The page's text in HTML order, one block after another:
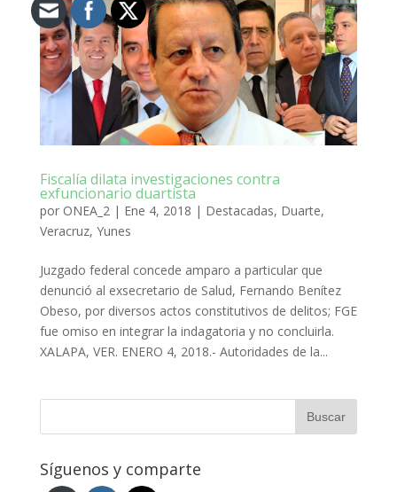
Fiscalía dilata investigaciones contra
exfuncionario duartista
por ONEA_2| Ene 4, 2018 | Destacadas, Duarte,
Veracruz, Yunes
Juzgado federal concede amparo a particular que
denunció al exsecretario de Salud, Fernando Benítez
Obeso, por diversos actos constitutivos de delitos; FGE
fue omiso en integrar la indagatoria y no concluirla.
XALAPA, VER. ENERO 4, 2018.- Autoridades de la...
Síguenos y comparte